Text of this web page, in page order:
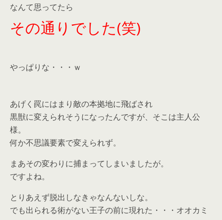
なんて思ってたら
その通りでした(笑)
やっぱりな・・・ｗ
あげく罠にはまり敵の本拠地に飛ばされ
黒獣に変えられそうになったんですが、そこは主人公
様。
何か不思議要素で変えられず。
まあその変わりに捕まってしまいましたが。
ですよね。
とりあえず脱出しなきゃなんないしな。
でも出られる術がない王子の前に現れた・・・オオカミ